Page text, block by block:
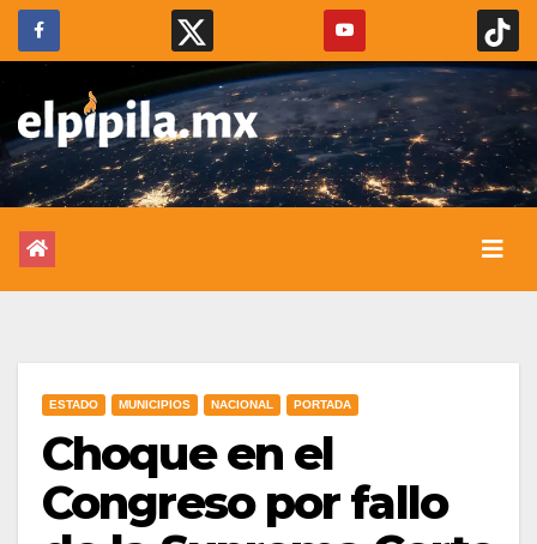
ESTADO MUNICIPIOS NACIONAL PORTADA
Choque en el
Congreso por fallo